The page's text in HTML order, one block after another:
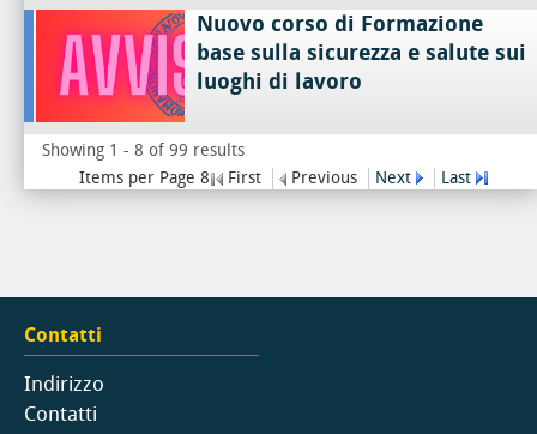
Nuovo corso di Formazione
base sulla sicurezza e salute sui
luoghi di lavoro
Showing 1 - 8 of 99 results
Items per Page 8
First Previous Next Last
Contatti
Indirizzo
Contatti